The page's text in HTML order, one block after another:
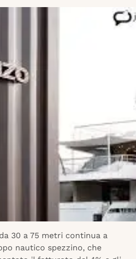
30 a 75 metri continua a
nautico spezzino, che